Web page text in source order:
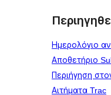
Ημερολόγιο
Αποθετήριο
Περιήγηση
Αιτήματα Trac